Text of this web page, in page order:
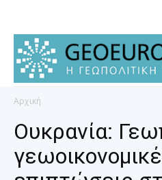
Αρχική
Ουκρανία: